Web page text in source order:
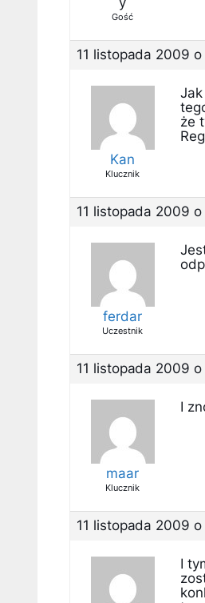
Gość
11 listopada 2009
Kan
Klucznik
że
11 listopada 2009 o
ferdar
Uczestnik
11 listopada 2009 o
maar
Klucznik
I
11 listopada 2009 o
I